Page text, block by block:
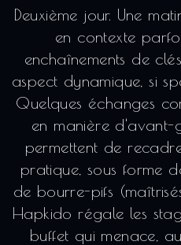
Deuxième jour. Une
en contexte
enchaînements de
aspect dynamique, si
Quelques échanges
en manière d'avant-
permettent de
pratique, sous forme
de bourre-pifs
Hapkido régale les
buffet qui menace,